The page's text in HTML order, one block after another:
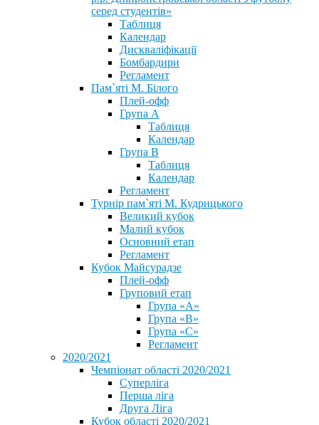
серед студентів»
Таблиця
Календар
Дискваліфікації
Бомбардири
Регламент
Пам`яті М. Білого
Плей-офф
Група А
Таблиця
Календар
Група В
Таблиця
Календар
Регламент
Турнір пам`яті М. Кудрицького
Великий кубок
Малий кубок
Основний етап
Регламент
Кубок Майсурадзе
Плей-офф
Груповий етап
Група «А»
Група «B»
Група «C»
Регламент
2020/2021
Чемпіонат області 2020/2021
Суперліга
Перша ліга
Друга Ліга
Кубок області 2020/2021